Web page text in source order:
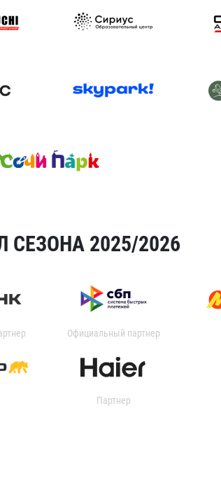
2025/2026
Официальный партнер
Партнер